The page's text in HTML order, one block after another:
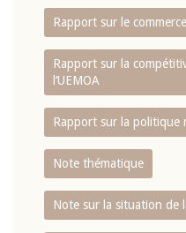
Rapport sur le
Rapport sur la
l‘UEMOA
Rapport sur la politique
Note thématique
Note sur la situation de